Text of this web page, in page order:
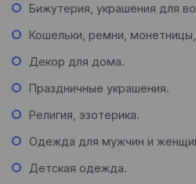
Бижутерия, украшения для
Кошельки, ремни,
Декор для дома.
Праздничные украшения.
Религия, эзотерика.
Одежда для мужчин и
Детская одежда.